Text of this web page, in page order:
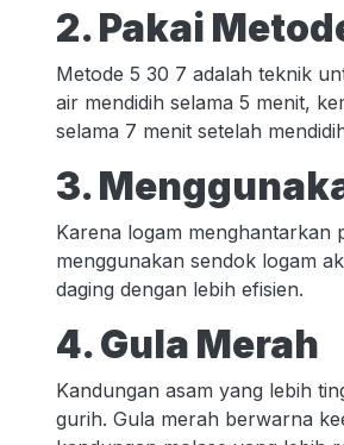
2. Pakai
Metode 5 30 7 adalah teknik
air mendidih selama 5 menit,
selama 7 menit setelah
3.
Karena logam menghantarkan
menggunakan sendok logam
daging dengan lebih efisien.
4. Gula Merah
Kandungan asam yang lebih
gurih. Gula merah berwarna